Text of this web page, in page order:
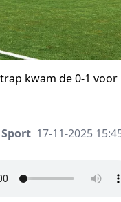
kwam de 0-1
Sport 17-11-2025